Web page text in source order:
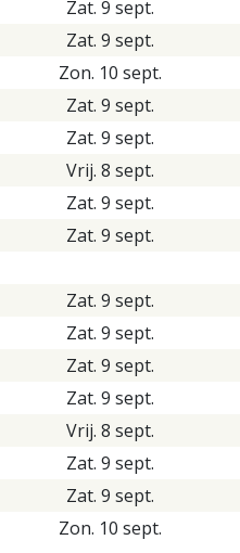
Zat. 9 sept.
Zat. 9 sept.
Zon. 10 sept.
Zat. 9 sept.
Zat. 9 sept.
Vrij. 8 sept.
Zat. 9 sept.
Zat. 9 sept.
Zat. 9 sept.
Zat. 9 sept.
Zat. 9 sept.
Zat. 9 sept.
Vrij. 8 sept.
Zat. 9 sept.
Zat. 9 sept.
Zon. 10 sept.